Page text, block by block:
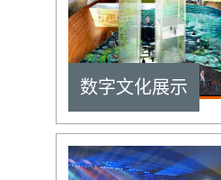
数字文化展示